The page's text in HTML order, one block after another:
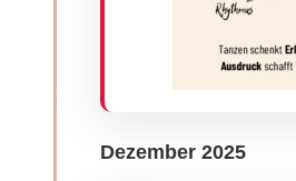
Dezember 2025